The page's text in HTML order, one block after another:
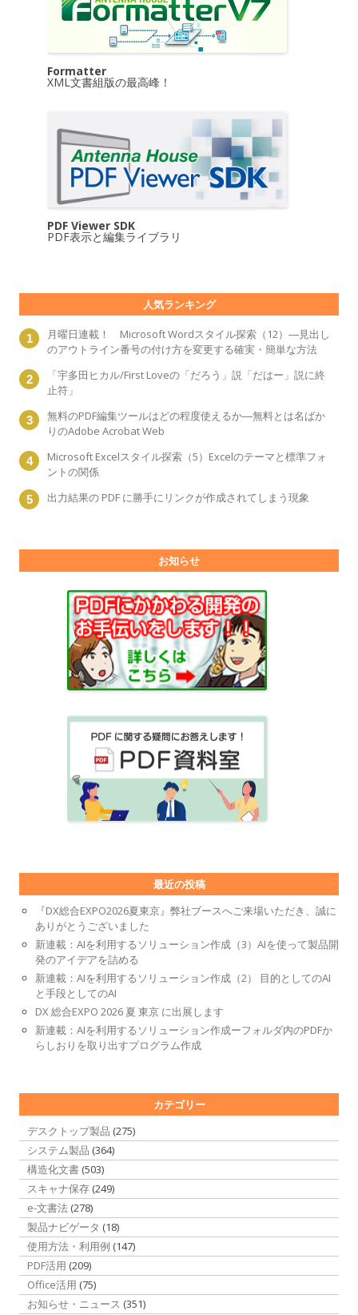
Formatter
XML文書組版の最高峰！
PDF Viewer SDK
PDF表示と編集ライブラリ
人気ランキング
月曜日連載！ Microsoft Wordスタイル探索（12）―見出し
のアウトライン番号の付け方を変更する確実・簡単な方法
「宇多田ヒカル/First Loveの「だろう」説「だはー」説に終
止符」
無料のPDF編集ツールはどの程度使えるか―無料とは名ばか
りのAdobe Acrobat Web
Microsoft Excelスタイル探索（5）Excelのテーマと標準フォ
ントの関係
出力結果の PDF に勝手にリンクが作成されてしまう現象
お知らせ
最近の投稿
『DX総合EXPO2026夏東京』弊社ブースへご来場いただき、誠に
ありがとうございました
新連載：AIを利用するソリューション作成（3）AIを使って製品開
発のアイデアを詰める
新連載：AIを利用するソリューション作成（2） 目的としてのAI
と手段としてのAI
DX 総合EXPO 2026 夏 東京 に出展します
新連載：AIを利用するソリューション作成ーフォルダ内のPDFか
らしおりを取り出すプログラム作成
カテゴリー
デスクトップ製品 (275)
システム製品 (364)
構造化文書 (503)
スキャナ保存 (249)
e-文書法 (278)
製品ナビゲータ (18)
使用方法・利用例 (147)
PDF活用 (209)
Office活用 (75)
お知らせ・ニュース (351)